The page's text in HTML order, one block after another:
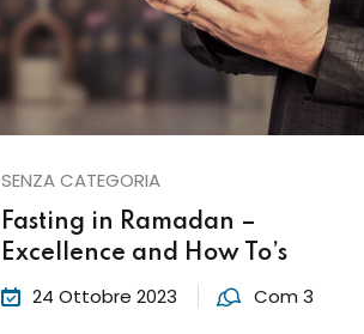
SENZA CATEGORIA
Fasting in Ramadan –
Excellence and How To’s
24 Ottobre 2023 Com 3